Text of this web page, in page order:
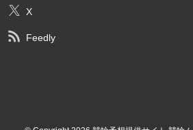
X
Feedly